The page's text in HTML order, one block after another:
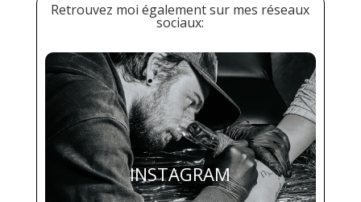
Retrouvez moi également sur mes réseaux
sociaux:
INSTAGRAM